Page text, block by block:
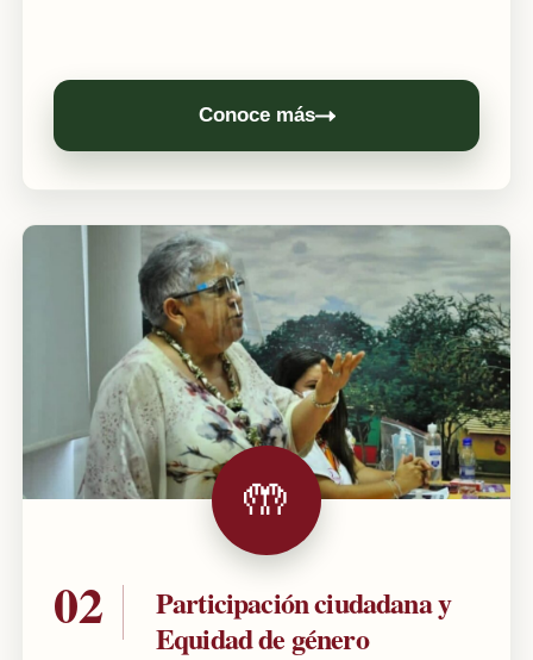
Conoce más
Participación ciudadana y
Equidad de género